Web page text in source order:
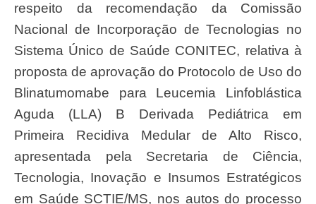
respeito da recomendação da Comissão
Nacional de Incorporação de Tecnologias no
Sistema Único de Saúde CONITEC, relativa à
proposta de aprovação do Protocolo de Uso do
Blinatumomabe para Leucemia Linfoblástica
Aguda (LLA) B Derivada Pediátrica em
Primeira Recidiva Medular de Alto Risco,
apresentada pela Secretaria de Ciência,
Tecnologia, Inovação e Insumos Estratégicos
em Saúde SCTIE/MS, nos autos do processo